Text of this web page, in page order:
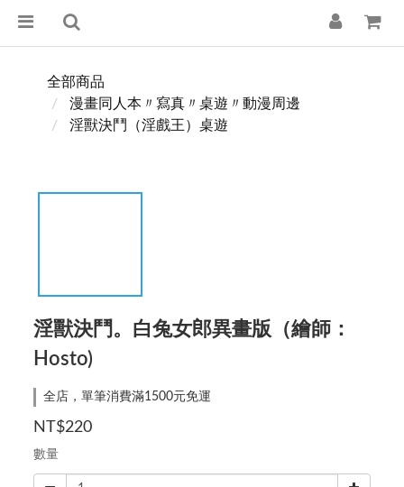
全部商品
漫畫同人本〃寫真〃桌遊〃動漫周邊
淫獸決鬥（淫戲王）桌遊
淫獸決鬥。白兔女郎異畫版（繪師：
Hosto)
全店，單筆消費滿1500元免運
NT$220
數量